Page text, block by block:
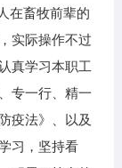
畜牧前辈的
实际操作不过
真学习本职工
专一行、精一
疫法》、以及
习，坚持看